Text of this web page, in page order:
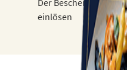
einlösen